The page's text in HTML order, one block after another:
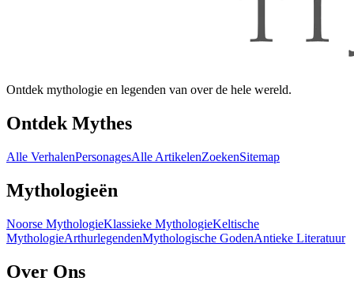
Ontdek mythologie en legenden van over de hele wereld.
Ontdek Mythes
Alle VerhalenPersonagesAlle ArtikelenZoekenSitemap
Mythologieën
Noorse MythologieKlassieke MythologieKeltische
MythologieArthurlegendenMythologische GodenAntieke Literatuur
Over Ons